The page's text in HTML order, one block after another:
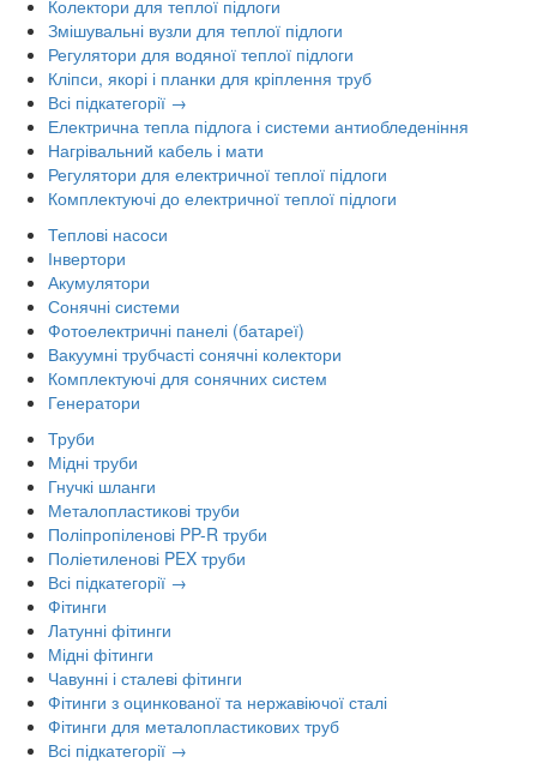
Колектори для теплої підлоги
Змішувальні вузли для теплої підлоги
Регулятори для водяної теплої підлоги
Кліпси, якорі і планки для кріплення труб
Всі підкатегорії →
Електрична тепла підлога і системи антиобледеніння
Нагрівальний кабель і мати
Регулятори для електричної теплої підлоги
Комплектуючі до електричної теплої підлоги
Теплові насоси
Інвертори
Акумулятори
Сонячні системи
Фотоелектричні панелі (батареї)
Вакуумні трубчасті сонячні колектори
Комплектуючі для сонячних систем
Генератори
Труби
Мідні труби
Гнучкі шланги
Металопластикові труби
Поліпропіленові PP-R труби
Поліетиленові PEX труби
Всі підкатегорії →
Фітинги
Латунні фітинги
Мідні фітинги
Чавунні і сталеві фітинги
Фітинги з оцинкованої та нержавіючої сталі
Фітинги для металопластикових труб
Всі підкатегорії →